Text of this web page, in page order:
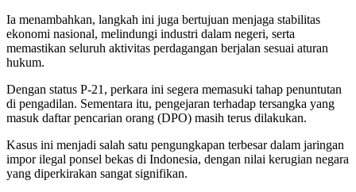
Ia menambahkan, langkah ini juga bertujuan menjaga stabilitas
ekonomi nasional, melindungi industri dalam negeri, serta
memastikan seluruh aktivitas perdagangan berjalan sesuai aturan
hukum.
Dengan status P-21, perkara ini segera memasuki tahap penuntutan
di pengadilan. Sementara itu, pengejaran terhadap tersangka yang
masuk daftar pencarian orang (DPO) masih terus dilakukan.
Kasus ini menjadi salah satu pengungkapan terbesar dalam jaringan
impor ilegal ponsel bekas di Indonesia, dengan nilai kerugian negara
yang diperkirakan sangat signifikan.